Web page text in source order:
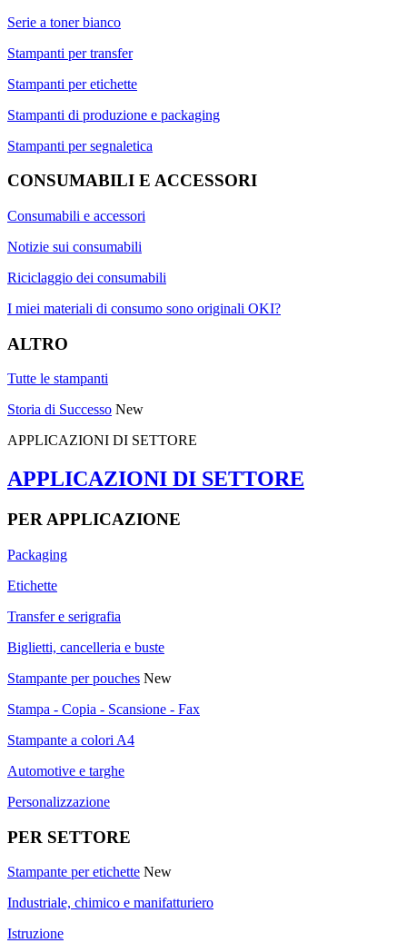
Serie a toner bianco
Stampanti per transfer
Stampanti per etichette
Stampanti di produzione e packaging
Stampanti per segnaletica
CONSUMABILI E ACCESSORI
Consumabili e accessori
Notizie sui consumabili
Riciclaggio dei consumabili
I miei materiali di consumo sono originali OKI?
ALTRO
Tutte le stampanti
Storia di Successo New
APPLICAZIONI DI SETTORE
APPLICAZIONI DI SETTORE
PER APPLICAZIONE
Packaging
Etichette
Transfer e serigrafia
Biglietti, cancelleria e buste
Stampante per pouches New
Stampa - Copia - Scansione - Fax
Stampante a colori A4
Automotive e targhe
Personalizzazione
PER SETTORE
Stampante per etichette New
Industriale, chimico e manifatturiero
Istruzione